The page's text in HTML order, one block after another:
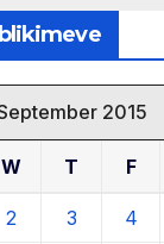
2015
W T F
2 3 4